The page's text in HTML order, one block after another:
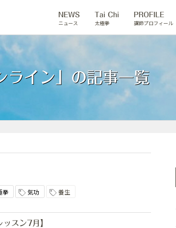
NEWS
ニュース
Tai Chi
太極拳
PROFILE
講師プロフィール
ライン」の記事一覧
拳 気功 養生
スン7月】